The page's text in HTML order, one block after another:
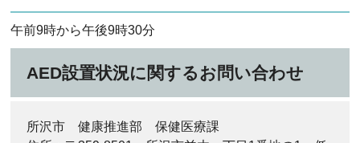
午前9時から午後9時30分
AED設置状況に関するお問い合わせ
所沢市 健康推進部 保健医療課